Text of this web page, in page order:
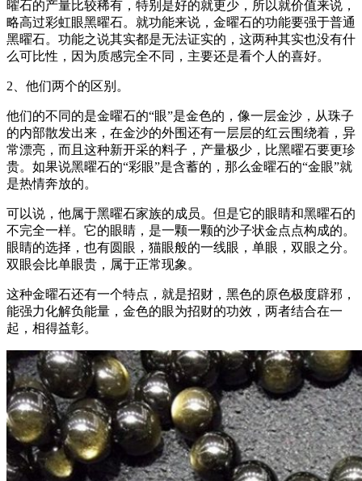
曜石的产量比较稀有，特别是好的就更少，所以就价值来说，
略高过彩虹眼黑曜石。就功能来说，金曜石的功能要强于普通
黑曜石。功能之说其实都是无法证实的，这两种其实也没有什
么可比性，因为质感完全不同，主要还是看个人的喜好。
2、他们两个的区别。
他们的不同的是金曜石的“眼”是金色的，像一层金沙，从珠子
的内部散发出来，在金沙的外围还有一层层的红云围绕着，异
常漂亮，而且这种新开采的料子，产量极少，比黑曜石要更珍
贵。如果说黑曜石的“彩眼”是含蓄的，那么金曜石的“金眼”就
是热情奔放的。
可以说，他属于黑曜石家族的成员。但是它的眼睛和黑曜石的
不完全一样。它的眼睛，是一颗一颗的沙子状金点点构成的。
眼睛的选择，也有圆眼，猫眼般的一线眼，单眼，双眼之分。
双眼会比单眼贵，属于正常现象。
这种金曜石还有一个特点，就是招财，黑色的原色极度辟邪，
能强力化解负能量，金色的眼为招财的功效，两者结合在一
起，相得益彰。